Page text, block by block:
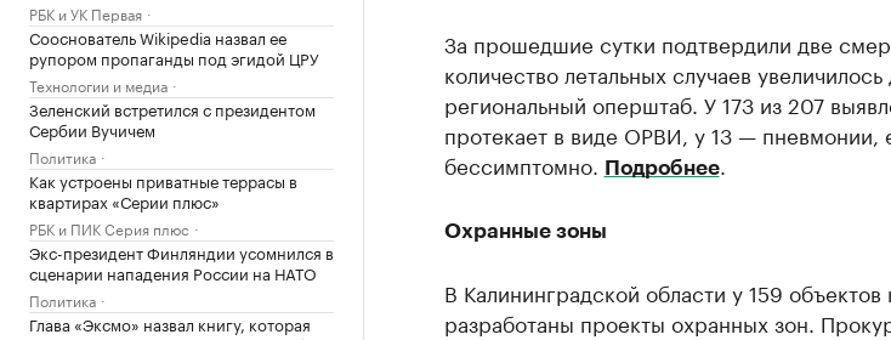
РБК и УК Первая
Сооснователь Wikipedia назвал ее
рупором пропаганды под эгидой ЦРУ
Технологии и медиа
Зеленский встретился с президентом
Сербии Вучичем
Политика
Как устроены приватные террасы в
квартирах «Серии плюс»
РБК и ПИК Серия плюс
Экс-президент Финляндии усомнился в
сценарии нападения России на НАТО
Политика
Глава «Эксмо» назвал книгу, которая
За прошедшие сутки подтвердили две
количество летальных случаев
региональный оперштаб. У 173 из 207
протекает в виде ОРВИ, у 13 — пневмонии,
бессимптомно.
Подробнее.
Охранные зоны
В Калининградской области у 159 объектов
разработаны проекты охранных зон.